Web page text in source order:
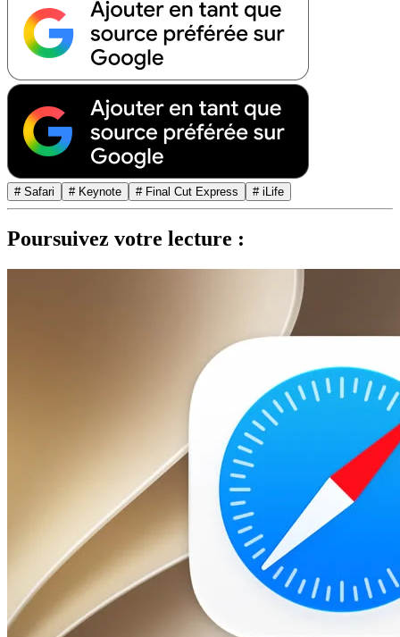
# Safari # Keynote # Final Cut Express # iLife
Poursuivez votre lecture :